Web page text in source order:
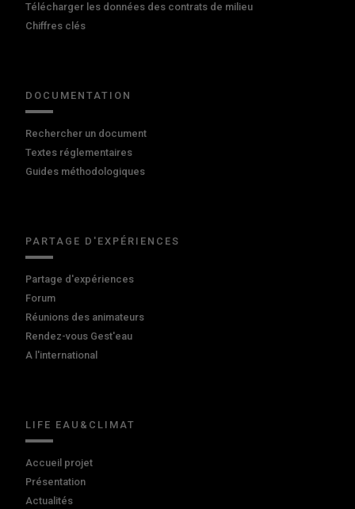
Télécharger les données des contrats de milieu
Chiffres clés
DOCUMENTATION
Rechercher un document
Textes réglementaires
Guides méthodologiques
PARTAGE D'EXPÉRIENCES
Partage d'expériences
Forum
Réunions des animateurs
Rendez-vous Gest'eau
A l'international
LIFE EAU&CLIMAT
Accueil projet
Présentation
Actualités